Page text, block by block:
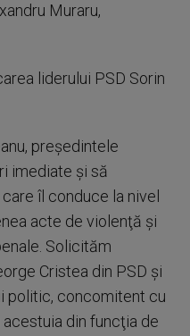
Muraru,
liderului PSD Sorin
preşedintele
imediate şi să
îl conduce la nivel
acte de violenţă şi
Solicităm
Cristea din PSD şi
politic, concomitent cu
din funcţia de